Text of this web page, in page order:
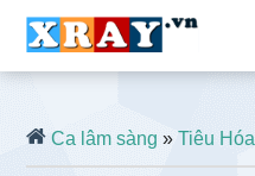
Ca lâm sàng »Tiêu Hóa